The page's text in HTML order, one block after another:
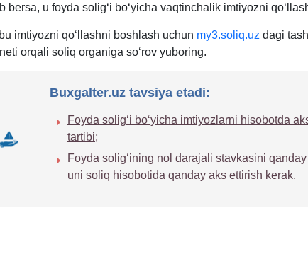
483-
56-
bersa, u foyda soligʻi boʻyicha vaqtinchalik imtiyozni
imtiyozni qoʻllashni boshlash uchun my3.soliq.uz dagi
orqali soliq organiga soʻrov yuboring.
Buxgalter.uz tavsiya etadi:
Foyda soligʻi boʻyicha imtiyozlarni hisobotda
tartibi;
Foyda soligʻining nol darajali stavkasini qanday
uni soliq hisobotida qanday aks ettirish kerak.